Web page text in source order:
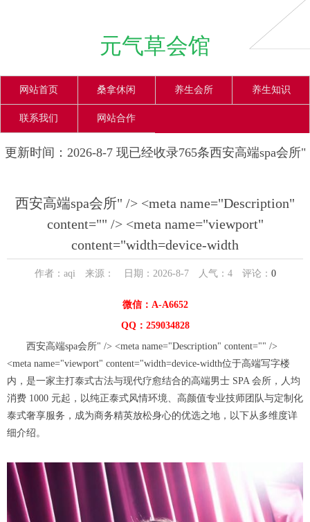
元气草会馆
网站首页 桑拿休闲 养生会所 养生知识
联系我们 网站合作
更新时间：2026-8-7 现已经收录765条西安高端spa会所"
name="viewport" content="width=device-width信息
西安高端spa会所" /> <meta name="Description"
content="" /> <meta name="viewport"
content="width=device-width
作者：aqi 来源： 日期：2026-8-7 人气： 4评论： 0
微信：A-A6652
QQ：259034828
西安高端spa会所" /> <meta name="Description" content="" />
<meta name="viewport" content="width=device-width位于高端写字楼
内，是一家主打泰式古法与现代疗愈结合的高端男士 SPA 会所，人均
消费 1000 元起，以纯正泰式风情环境、高颜值专业技师团队与定制化
泰式奢享服务，成为商务精英放松身心的优选之地，以下从多维度详
细介绍。